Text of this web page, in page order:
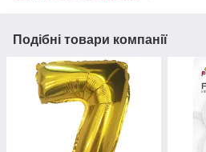
Подібні товари компанії